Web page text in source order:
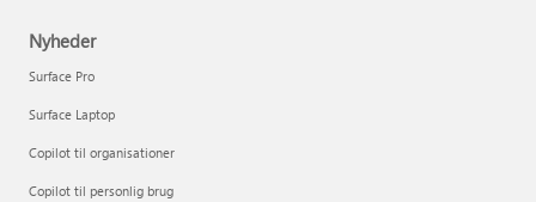
Nyheder
Surface Pro
Surface Laptop
Copilot til organisationer
Copilot til personlig brug